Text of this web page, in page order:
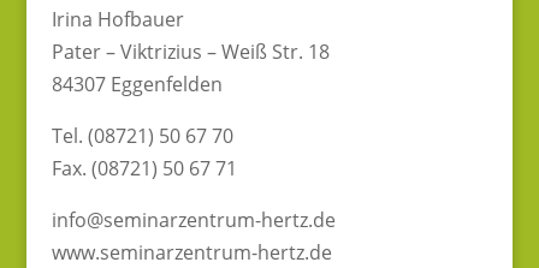
Irina Hofbauer
Pater – Viktrizius – Weiß Str. 18
84307 Eggenfelden
Tel. (08721) 50 67 70
Fax. (08721) 50 67 71
info@seminarzentrum-hertz.de
www.seminarzentrum-hertz.de